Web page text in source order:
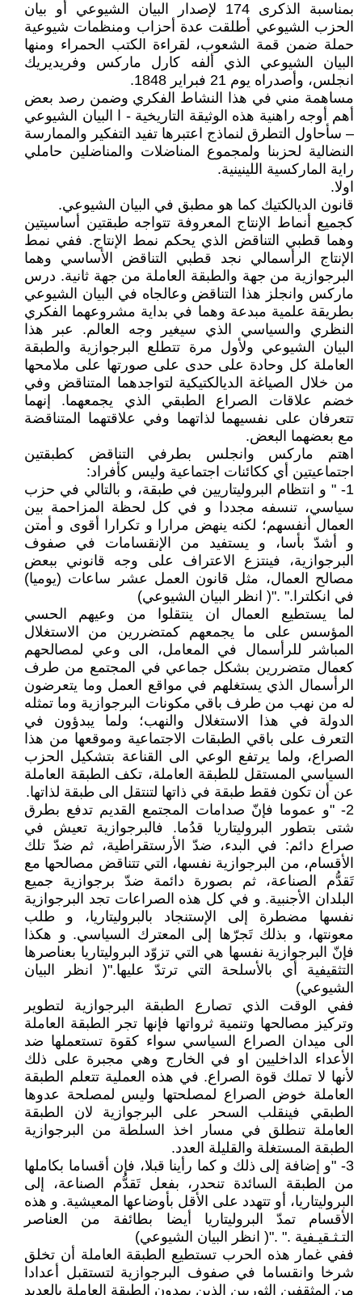
بمناسبة الذكرى 174 لإصدار البيان الشيوعي أو بيان
الحزب الشيوعي أطلقت عدة أحزاب ومنظمات شيوعية
حملة ضمن قمة الشعوب، لقراءة الكتب الحمراء ومنها
البيان الشيوعي الذي ألفه كارل ماركس وفريديريك
انجلس، وأصدراه يوم 21 فبراير 1848.
مساهمة مني في هذا النشاط الفكري وضمن رصد بعض
أهم أوجه راهنية هذه الوثيقة التاريخية - ا البيان الشيوعي
– سأحاول التطرق لنماذج اعتبرها تفيد التفكير والممارسة
النضالية لحزبنا ولمجموع المناضلات والمناضلين حاملي
راية الماركسية اللينينية.
اولا.
قانون الديالكتيك كما هو مطبق في البيان الشيوعي.
كجميع أنماط الإنتاج المعروفة تتواجه طبقتين أساسيتين
وهما قطبي التناقض الذي يحكم نمط الإنتاج. ففي نمط
الإنتاج الرأسمالي نجد قطبي التناقض الأساسي وهما
البرجوازية من جهة والطبقة العاملة من جهة ثانية. درس
ماركس وانجلز هذا التناقض وعالجاه في البيان الشيوعي
بطريقة علمية مبدعة وهما في بداية مشروعهما الفكري
النظري والسياسي الذي سيغير وجه العالم. عبر هذا
البيان الشيوعي ولأول مرة تتطلع البرجوازية والطبقة
العاملة كل وحادة على حدى على صورتها على ملامحها
من خلال الصياغة الديالكتيكية لتواجدهما المتناقض وفي
خضم علاقات الصراع الطبقي الذي يجمعهما. إنهما
تتعرفان على نفسيهما لذاتهما وفي علاقتهما المتناقضة
مع بعضهما البعض.
اهتم ماركس وانجلس بطرفي التناقض كطبقتين
اجتماعيتين أي ككائنات اجتماعية وليس كأفراد:
1- " و انتظام البروليتاريين في طبقة، و بالتالي في حزب
سياسي، تنسفه مجددا و في كل لحظة المزاحمة بين
العمال أنفسهم؛ لكنه ينهض مرارا و تكرارا أقوى و أمتن
و أشدّ بأسا، و يستفيد من الإنقسامات في صفوف
البرجوازية، فينتزع الاعتراف على وجه قانوني ببعض
مصالح العمال، مثل قانون العمل عشر ساعات (يوميا)
في انكلترا." ."( انظر البيان الشيوعي)
لما يستطيع العمال ان ينتقلوا من وعيهم الحسي
المؤسس على ما يجمعهم كمتضررين من الاستغلال
المباشر للرأسمال في المعامل، الى وعي لمصالحهم
كعمال متضررين بشكل جماعي في المجتمع من طرف
الرأسمال الذي يستغلهم في مواقع العمل وما يتعرضون
له من نهب من طرف باقي مكونات البرجوازية وما تمثله
الدولة في هذا الاستغلال والنهب؛ ولما يبدؤون في
التعرف على باقي الطبقات الاجتماعية وموقعها من هذا
الصراع، ولما يرتفع الوعي الى القناعة بتشكيل الحزب
السياسي المستقل للطبقة العاملة، تكف الطبقة العاملة
عن أن تكون فقط طبقة في ذاتها لتنتقل الى طبقة لذاتها.
2- "و عموما فإنّ صدامات المجتمع القديم تدفع بطرق
شتى بتطور البروليتاريا قدُما. فالبرجوازية تعيش في
صراع دائم: في البدء، ضدّ الأرستقراطية، ثم ضدّ تلك
الأقسام، من البرجوازية نفسها، التي تتناقض مصالحها مع
تَقدُّم الصناعة، ثم بصورة دائمة ضدّ برجوازية جميع
البلدان الأجنبية. و في كل هذه الصراعات تجد البرجوازية
نفسها مضطرة إلى الإستنجاد بالبروليتاريا، و طلب
معونتها، و بذلك تَجرّها إلى المعترك السياسي. و هكذا
فإنّ البرجوازية نفسها هي التي تزوّد البروليتاريا بعناصرها
التثقيفية أي بالأسلحة التي ترتدّ عليها."( انظر البيان
الشيوعي)
ففي الوقت الذي تصارع الطبقة البرجوازية لتطوير
وتركيز مصالحها وتنمية ثرواتها فإنها تجر الطبقة العاملة
الى ميدان الصراع السياسي سواء كقوة تستعملها ضد
الأعداء الداخليين او في الخارج وهي مجبرة على ذلك
لأنها لا تملك قوة الصراع. في هذه العملية تتعلم الطبقة
العاملة خوض الصراع لمصلحتها وليس لمصلحة عدوها
الطبقي فينقلب السحر على البرجوازية لان الطبقة
العاملة تنطلق في مسار اخذ السلطة من البرجوازية
الطبقة المستغلة والقليلة العدد.
3- "و إضافة إلى ذلك و كما رأينا قبلا، فإن أقساما بكاملها
من الطبقة السائدة تنحدر، بفعل تَقدُّم الصناعة، إلى
البروليتاريا، أو تتهدد على الأقل بأوضاعها المعيشية. و هذه
الأقسام تمدّ البروليتاريا أيضا بطائفة من العناصر
التـثـقيـفية ." ."( انظر البيان الشيوعي)
ففي غمار هذه الحرب تستطيع الطبقة العاملة أن تخلق
شرخا وانقساما في صفوف البرجوازية لتستقبل أعدادا
من المثقفين الثوريين الذين يمدون الطبقة العاملة بالعديد